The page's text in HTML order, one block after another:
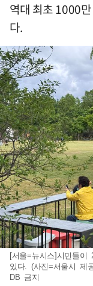
역대 최초 1000
다.
[서울=뉴시스]시민들
있다. (사진=서울시 제
DB 금지